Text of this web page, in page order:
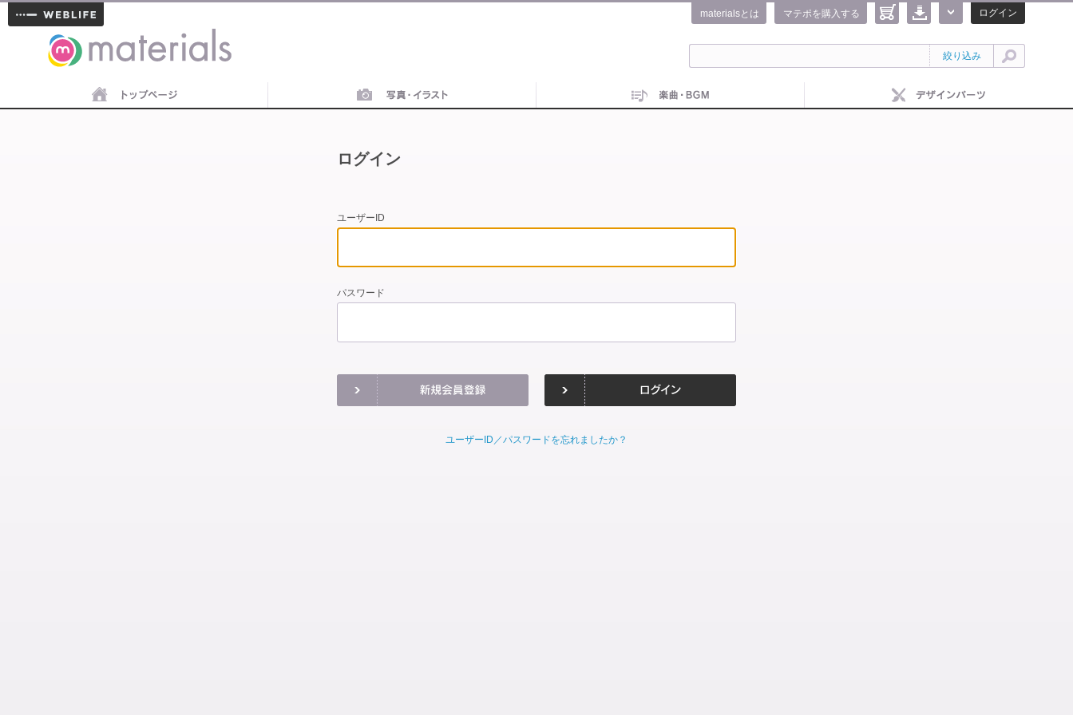
materials
ログイン
マテポを購入する
materialsとは
絞り込み
ログイン
ユーザーID
パスワード
ユーザーID／パスワードを忘れましたか？